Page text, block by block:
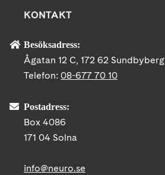
KONTAKT
Besöksadress:
Ågatan 12 C, 172 62 Sundbyberg
Telefon: 08-677 70 10
Postadress:
Box 4086
171 04 Solna
info@neuro.se